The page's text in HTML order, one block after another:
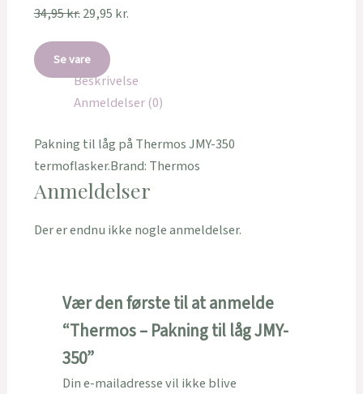
34,95kr.29,95 kr.
Se vare
Beskrivelse
Anmeldelser (0)
Pakning til låg på Thermos JMY-350
termoflasker.Brand: Thermos
Anmeldelser
Der er endnu ikke nogle anmeldelser.
Vær den første til at anmelde
“Thermos – Pakning til låg JMY-
350”
Din e-mailadresse vil ikke blive